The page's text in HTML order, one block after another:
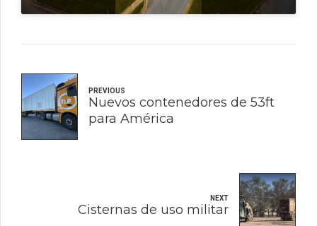
PREVIOUS
Nuevos contenedores de 53ft
para América
NEXT
Cisternas de uso militar